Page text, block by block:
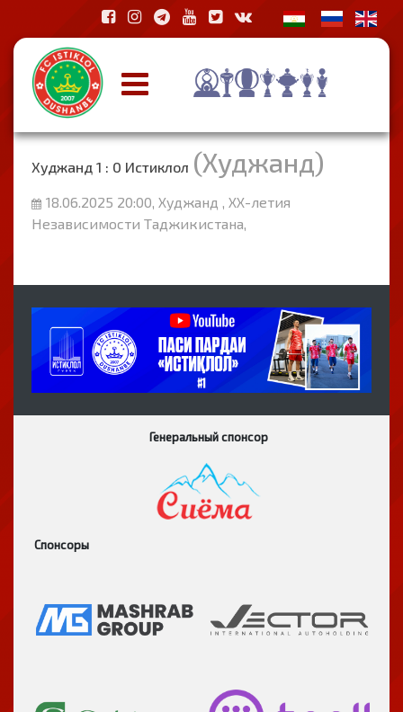
Худжанд 1 : 0 Истиклол (Худжанд)
18.06.2025 20:00, Худжанд , ХХ-летия
Независимости Таджикистана,
Генеральный спонсор
Спонсоры